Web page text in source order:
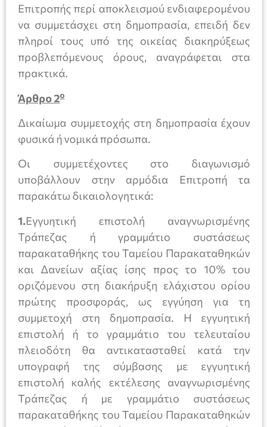
Επιτροπής περί αποκλεισμού ενδιαφερομένου
να συμμετάσχει στη δημοπρασία, επειδή δεν
πληροί τους υπό της οικείας διακηρύξεως
προβλεπόμενους όρους, αναγράφεται στα
πρακτικά.
Άρθρο 2ο
Δικαίωμα συμμετοχής στη δημοπρασία έχουν
φυσικά ή νομικά πρόσωπα.
Οι συμμετέχοντες στο διαγωνισμό
υποβάλλουν στην αρμόδια Επιτροπή τα
παρακάτω δικαιολογητικά:
1.Εγγυητική επιστολή αναγνωρισμένης
Τράπεζας ή γραμμάτιο συστάσεως
παρακαταθήκης του Ταμείου Παρακαταθηκών
και Δανείων αξίας ίσης προς το 10% του
οριζόμενου στη διακήρυξη ελάχιστου ορίου
πρώτης προσφοράς, ως εγγύηση για τη
συμμετοχή στη δημοπρασία. Η εγγυητική
επιστολή ή το γραμμάτιο του τελευταίου
πλειοδότη θα αντικατασταθεί κατά την
υπογραφή της σύμβασης με εγγυητική
επιστολή καλής εκτέλεσης αναγνωρισμένης
Τράπεζας ή με γραμμάτιο συστάσεως
παρακαταθήκης του Ταμείου Παρακαταθηκών